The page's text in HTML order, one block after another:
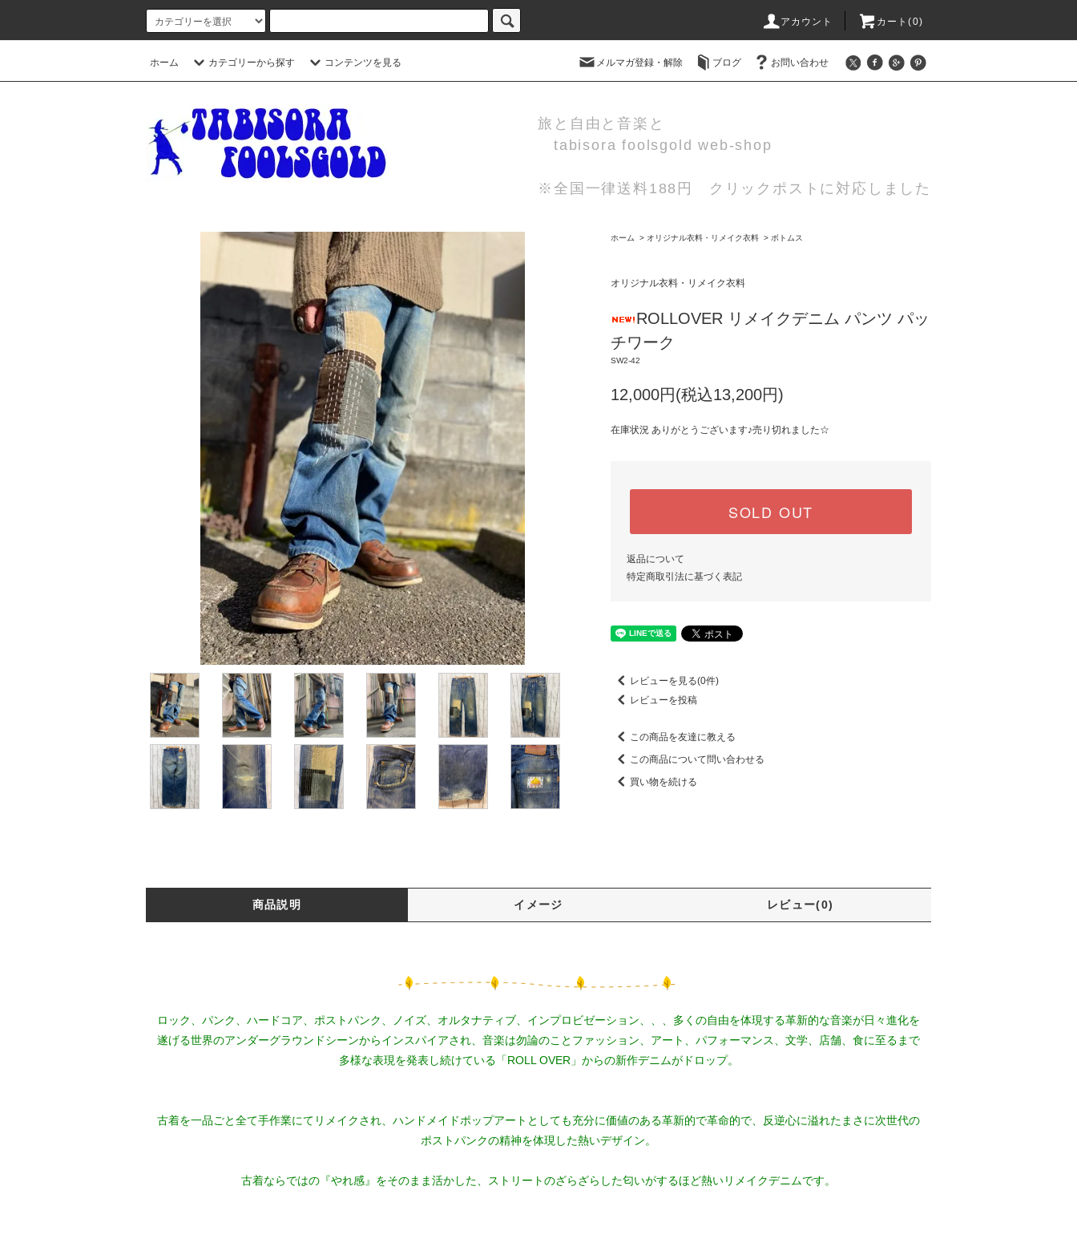
アカウント カート(0)
ホーム カテゴリーから探す コンテンツを見る メルマガ登録・解除 ブログ お問い合わせ
旅と自由と音楽と
tabisora foolsgold web-shop
※全国一律送料188円 クリックポストに対応しました
ホーム > オリジナル衣料・リメイク衣料 > ボトムス
オリジナル衣料・リメイク衣料
ROLLOVER リメイクデニム パンツ パッ
チワーク
SW2-42
12,000円(税込13,200円)
在庫状況 ありがとうございます♪売り切れました☆
SOLD OUT
返品について
特定商取引法に基づく表記
レビューを見る(0件)
レビューを投稿
この商品を友達に教える
この商品について問い合わせる
買い物を続ける
商品説明 イメージ レビュー(0)
ロック、パンク、ハードコア、ポストパンク、ノイズ、オルタナティブ、インプロビゼーション、、、多くの自由を体現する革新的な音楽が日々進化を
遂げる世界のアンダーグラウンドシーンからインスパイアされ、音楽は勿論のことファッション、アート、パフォーマンス、文学、店舗、食に至るまで
多様な表現を発表し続けている「ROLL OVER」からの新作デニムがドロップ。
古着を一品ごと全て手作業にてリメイクされ、ハンドメイドポップアートとしても充分に価値のある革新的で革命的で、反逆心に溢れたまさに次世代の
ポストパンクの精神を体現した熱いデザイン。
古着ならではの『やれ感』をそのまま活かした、ストリートのざらざらした匂いがするほど熱いリメイクデニムです。